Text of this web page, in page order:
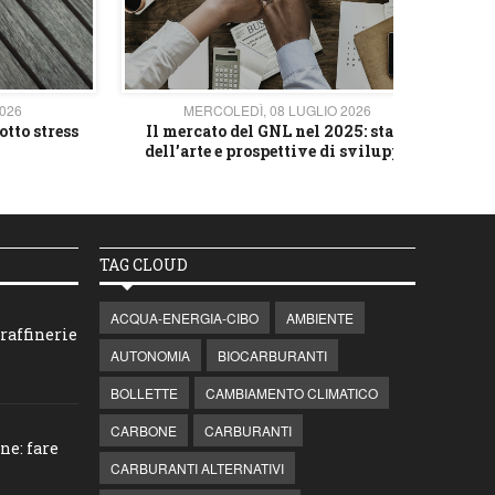
stress
MERCOLEDÌ, 08 LUGLIO 2026
Il mercato del GNL nel 2025: stato
dell’arte e prospettive di sviluppo
raffinerie
fare
TAG CLOUD
ACQUA-ENERGIA-CIBO
AMBIENTE
AUTONOMIA
BIOCARBURANTI
BOLLETTE
CAMBIAMENTO CLIMATICO
CARBONE
CARBURANTI
CARBURANTI ALTERNATIVI